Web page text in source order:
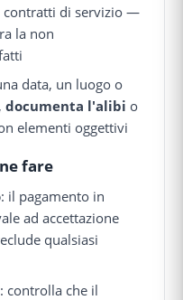
di servizio —
la non
data, un luogo o
documenta l'alibi o
elementi oggettivi
fare
: il pagamento in
ad accettazione
qualsiasi
: controlla che il